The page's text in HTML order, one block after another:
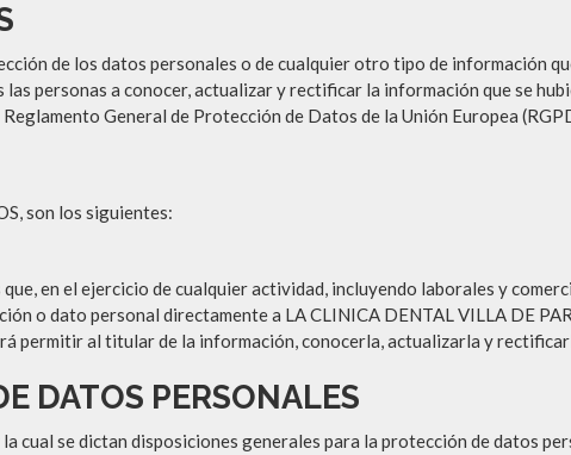
de los datos personales o de cualquier otro tipo de información
personas a conocer, actualizar y rectificar la información que se
General de Protección de Datos de la Unión Europea
son los siguientes:
en el ejercicio de cualquier actividad, incluyendo laborales y
o dato personal directamente a LA CLINICA DENTAL VILLA DE
permitir al titular de la información, conocerla, actualizarla y
DATOS PERSONALES
se dictan disposiciones generales para la protección de datos